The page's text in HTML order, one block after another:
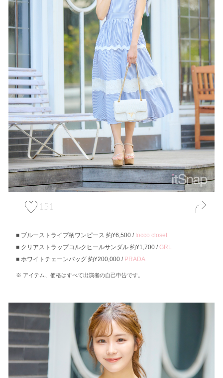
151
ブルーストライプ柄ワンピース 約¥6,500 /tocco closet
クリアストラップコルクヒールサンダル 約¥1,700 /GRL
ホワイトチェーンバッグ 約¥200,000 / PRADA
アイテム、価格はすべて出演者の自己申告です。